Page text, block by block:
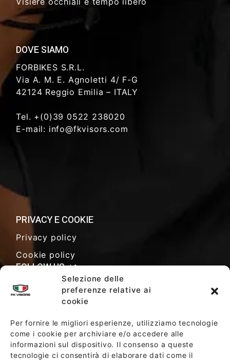
Selezione delle
preferenze relative ai
cookie
Per fornire le migliori esperienze, utilizziamo tecnologie
come i cookie per archiviare e/o accedere alle
informazioni sul dispositivo. Il consenso a queste
tecnologie ci consentirà di elaborare dati come il
DOVE SIAMO
FORBIKES S.R.L.
Via A. M. E. Agnoletti 4/ F-G
42124 Reggio Emilia – ITALY
Tel. +(0)39 0522 238020
E-mail: info@fkvisors.com
PRIVACY E COOKIE
Privacy policy
Cookie policy
FOLLOW US
TERMINI E CONDIZIONI DI VENDITA
POLITICA AZIENDALE